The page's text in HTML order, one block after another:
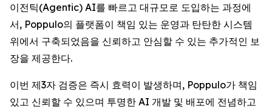
이전틱(Agentic) AI를 빠르고 대규모로 도입하는 과정에
서, Poppulo의 플랫폼이 책임 있는 운영과 탄탄한 시스템
위에서 구축되었음을 신뢰하고 안심할 수 있는 추가적인 보
장을 제공한다.
이번 제3자 검증은 즉시 효력이 발생하며, Poppulo가 책임
있고 신뢰할 수 있으며 투명한 AI 개발 및 배포에 전념하고